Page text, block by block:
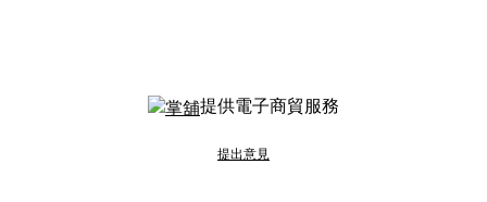
提供電子商貿服務
提出意見